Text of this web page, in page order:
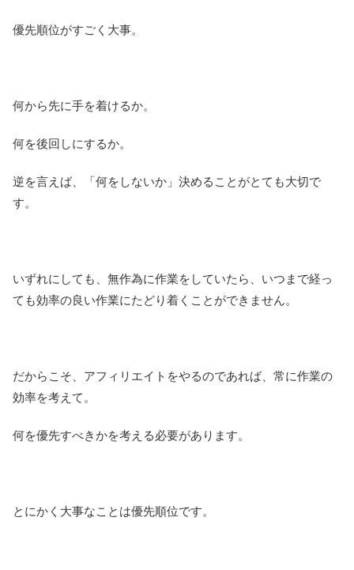
優先順位がすごく大事。
何から先に手を着けるか。
何を後回しにするか。
逆を言えば、「何をしないか」決めることがとても大切で
す。
いずれにしても、無作為に作業をしていたら、いつまで経っ
ても効率の良い作業にたどり着くことができません。
だからこそ、アフィリエイトをやるのであれば、常に作業の
効率を考えて。
何を優先すべきかを考える必要があります。
とにかく大事なことは優先順位です。